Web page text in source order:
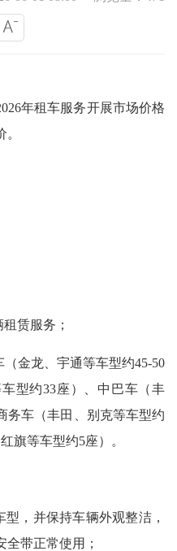
年租车服务开展市场价格
赁服务；
金龙、宇通等车型约45-50
型约33座）、中巴车（丰
务车（丰田、别克等车型约
旗等车型约5座）。
，并保持车辆外观整洁，
带正常使用；